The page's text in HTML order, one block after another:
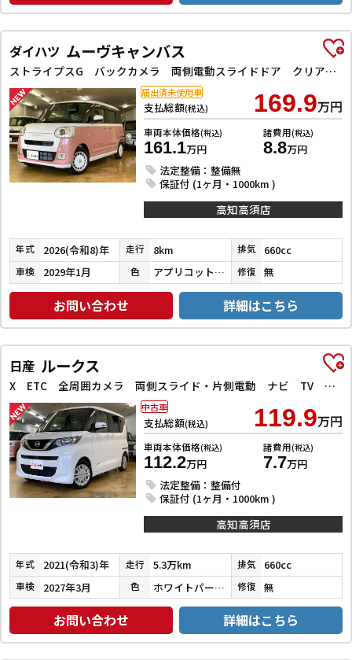
ダイハツ ムーヴキャンバス
ストライプスG バックカメラ 両側電動スライドドア クリアランスソナー 衝突被害軽減システム オートライト LEDヘッドランプ スマートキー アイドリングストップ 電動格納ミラー シートヒーター ベンチシート CVT
支払総額(税込) 169.9万円
車両本体価格(税込)
161.1万円
諸費用(税込)
8.8万円
法定整備：整備無
保証付 (1ヶ月・1000km )
届出済未使用車
高知高須店
年式 2026(令和8)年 走行 8km 排気 660cc
車検 2029年1月 色 アプリコットピンクメタリック／シャイニングホワイトパール 修復 無
お問い合わせ 詳細はこちら
日産 ルークス
X ETC 全周囲カメラ 両側スライド・片側電動 ナビ TV クリアランスソナー 衝突被害軽減システム オートライト スマートキー アイドリングストップ 電動格納ミラー ベンチシート CVT
支払総額(税込) 119.9万円
車両本体価格(税込)
112.2万円
諸費用(税込)
7.7万円
法定整備：整備付
保証付 (1ヶ月・1000km )
中古車
高知高須店
年式 2021(令和3)年 走行 5.3万km 排気 660cc
車検 2027年3月 色 ホワイトパール３コートパール 修復 無
お問い合わせ 詳細はこちら